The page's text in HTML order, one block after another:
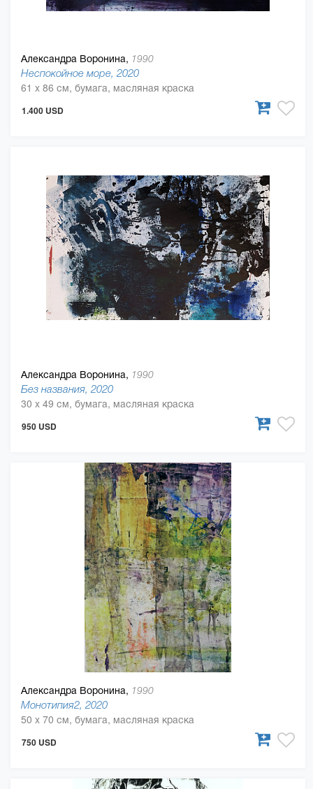
Александра Воронина, 1990
Неспокойное море, 2020
61 x 86 см, бумага, масляная краска
1.400 USD
Александра Воронина, 1990
Без названия, 2020
30 x 49 см, бумага, масляная краска
950 USD
Александра Воронина, 1990
Монотипия2, 2020
50 x 70 см, бумага, масляная краска
750 USD